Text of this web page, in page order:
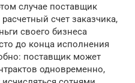
случае поставщик
счет заказчика,
своего бизнеса
до конца исполнения
поставщик может
одновременно,